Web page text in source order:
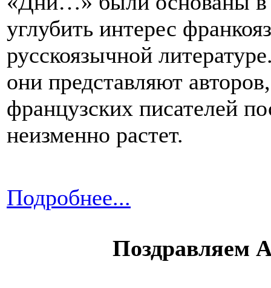
углубить интерес
русскоязычной
они представляют
французских писателей
неизменно растет.
Подробнее...
Поздравляем